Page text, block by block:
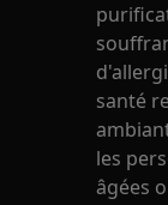
santé
les
âgées